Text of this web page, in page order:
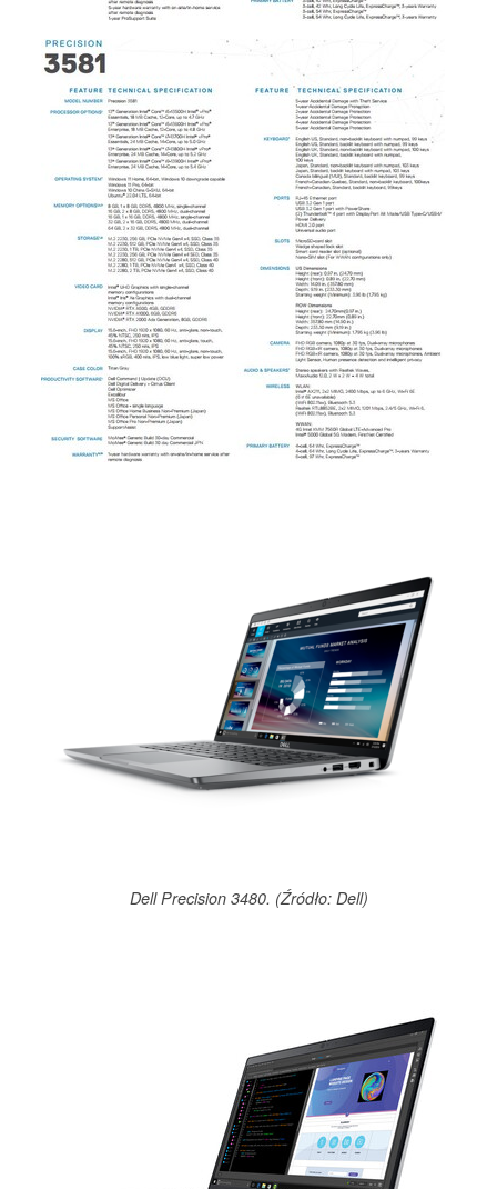
Dell Precision 3480. (Źródło: Dell)